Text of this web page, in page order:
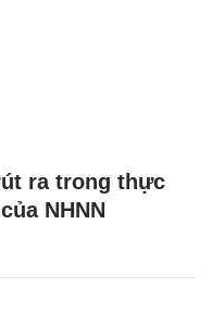
ra trong thực
NHNN